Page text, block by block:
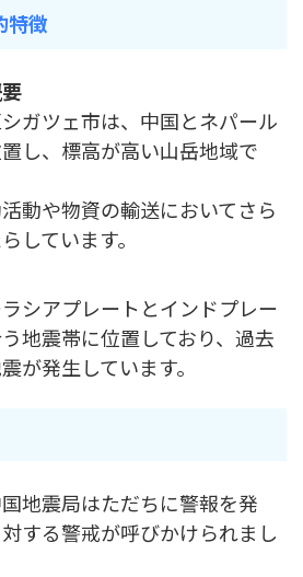
特徴
ガツェ市は、中国とネパール
し、標高が高い山岳地域で
動や物資の輸送においてさら
しています。
シアプレートとインドプレー
地震帯に位置しており、過去
が発生しています。
地震局はただちに警報を発
する警戒が呼びかけられまし